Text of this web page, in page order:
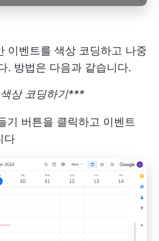
이벤트를 색상 코딩하고 나중
. 방법은 다음과 같습니다.
상 코딩하기***
기 버튼을 클릭하고 이벤트
다